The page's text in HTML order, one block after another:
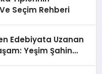
Seçim Rehberi
Edebiyata Uzanan
Yeşim Şahin